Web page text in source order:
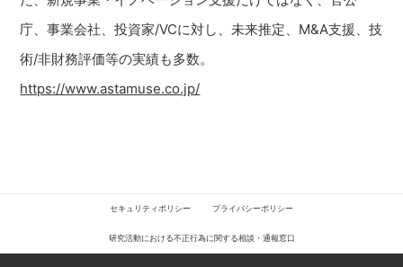
庁、事業会社、投資家/VCに対し、未来推定、M&A支援、技
術/非財務評価等の実績も多数。
https://www.astamuse.co.jp/
セキュリティポリシー プライバシーポリシー
研究活動における不正行為に関する相談・通報窓口